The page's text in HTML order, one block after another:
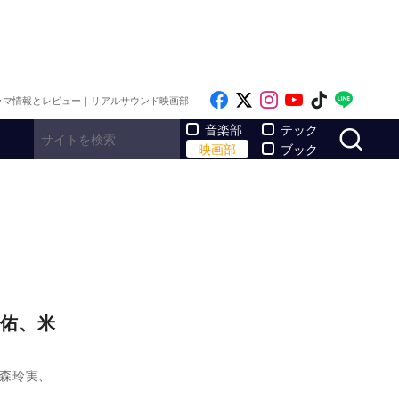
情報とレビュー｜リアルサウンド映画部 Like on Facebook
Follow on x
Follow on
Follow on
Follow
音楽部
映画部
テック
ブック
、米
玲実、